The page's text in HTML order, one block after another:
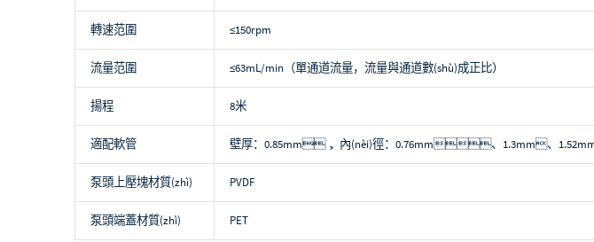
轉速范圍 ≤150rpm
流量范圍 ≤63mL/min（單通道流量，流量與通道數(shù)成正比）
揚程 8米
適配軟管 壁厚：0.85mm， 內(nèi)徑：0.76mm、1.3mm、
泵頭上壓塊材質(zhì) PVDF
泵頭端蓋材質(zhì) PET